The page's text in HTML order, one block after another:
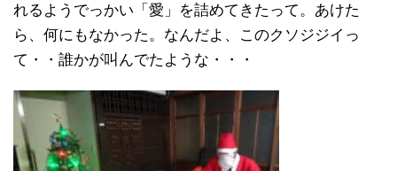
れるようでっかい「愛」を詰めてきたって。あけた
ら、何にもなかった。なんだよ、このクソジジイっ
て・・誰かが叫んでたような・・・